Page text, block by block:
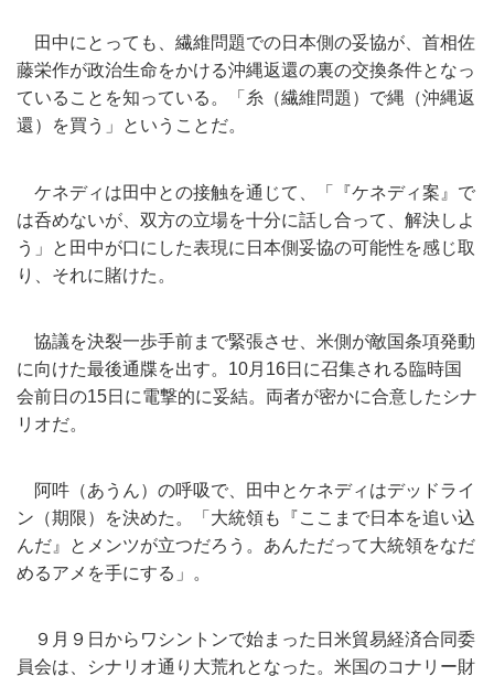
田中にとっても、繊維問題での日本側の妥協が、 首相佐
藤栄作が政治生命をかける沖縄返還の裏の交換条件となっ
ていることを知っている。「糸（繊維問題）で縄（沖縄返
還）
を買う」ということだ。
ケネディは田中との接触を通じて、「『ケネディ案』 で
は呑めないが、双方の立場を十分に話し合って、解決しよ
う」
と田中が口にした表現に日本側妥協の可能性を感じ取
り、 それに賭けた。
協議を決裂一歩手前まで緊張させ、 米側が敵国条項発動
に向けた最後通牒を出す。10月16日に召集される臨時国
会前日の15日に電撃的に妥結。 両者が密かに合意したシナ
リオだ。
阿吽（あうん）の呼吸で、田中とケネディはデッドライ
ン（期限）
を決めた。「大統領も『ここまで日本を追い込
んだ』
とメンツが立つだろう。 あんただって大統領をなだ
めるアメを手にする」。
９月９日からワシントンで始まった日米貿易経済合同委
員会は、
シナリオ通り大荒れとなった。 米国のコナリー財